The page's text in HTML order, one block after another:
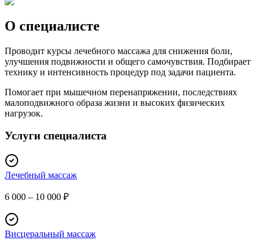
О специалисте
Проводит курсы лечебного массажа для снижения боли,
улучшения подвижности и общего самочувствия. Подбирает
технику и интенсивность процедур под задачи пациента.
Помогает при мышечном перенапряжении, последствиях
малоподвижного образа жизни и высоких физических
нагрузок.
Услуги специалиста
Лечебный массаж
6 000 – 10 000 ₽
Висцеральный массаж